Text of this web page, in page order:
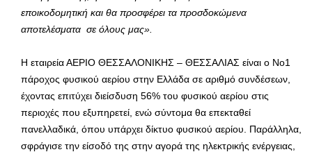
εποικοδομητική και θα προσφέρει τα προσδοκώμενα
αποτελέσματα σε όλους μας».
Η εταιρεία ΑΕΡΙΟ ΘΕΣΣΑΛΟΝΙΚΗΣ – ΘΕΣΣΑΛΙΑΣ είναι ο Νο1
πάροχος φυσικού αερίου στην Ελλάδα σε αριθμό συνδέσεων,
έχοντας επιτύχει διείσδυση 56% του φυσικού αερίου στις
περιοχές που εξυπηρετεί, ενώ σύντομα θα επεκταθεί
πανελλαδικά, όπου υπάρχει δίκτυο φυσικού αερίου. Παράλληλα,
σφράγισε την είσοδό της στην αγορά της ηλεκτρικής ενέργειας,